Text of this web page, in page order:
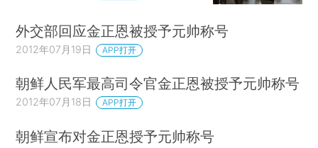
外交部回应金正恩被授予元帅称号
2012年07月19日 APP打开
朝鲜人民军最高司令官金正恩被授予元帅称号
2012年07月18日 APP打开
朝鲜宣布对金正恩授予元帅称号